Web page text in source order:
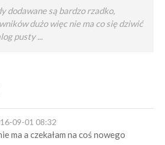
dodawane są bardzo rzadko,
dużo więc nie ma co się dziwić
pusty ...
09-01 08:32
ma a czekałam na coś nowego